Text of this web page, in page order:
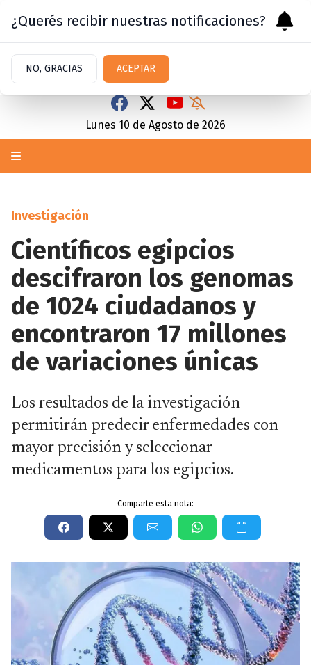
Lunes 10 de Agosto de 2026
Investigación
Científicos egipcios
descifraron los genomas
de 1024 ciudadanos y
encontraron 17 millones
de variaciones únicas
Los resultados de la investigación
permitirán predecir enfermedades con
mayor precisión y seleccionar
medicamentos para los egipcios.
Comparte esta nota:
¿Querés recibir nuestras notificaciones?
NO, GRACIAS ACEPTAR